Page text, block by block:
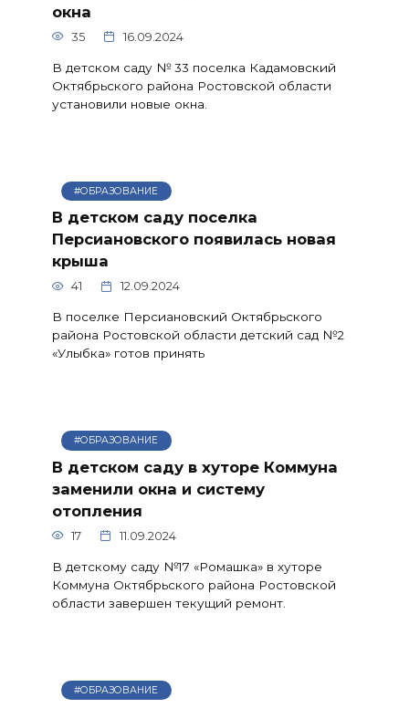
окна
35 16.09.2024
В детском саду № 33 поселка Кадамовский
Октябрьского района Ростовской области
установили новые окна.
#ОБРАЗОВАНИЕ
В детском саду поселка
Персиановского появилась новая
крыша
41 12.09.2024
В поселке Персиановский Октябрьского
района Ростовской области детский сад №2
«Улыбка» готов принять
#ОБРАЗОВАНИЕ
В детском саду в хуторе Коммуна
заменили окна и систему
отопления
17 11.09.2024
В детскому саду №17 «Ромашка» в хуторе
Коммуна Октябрьского района Ростовской
области завершен текущий ремонт.
#ОБРАЗОВАНИЕ